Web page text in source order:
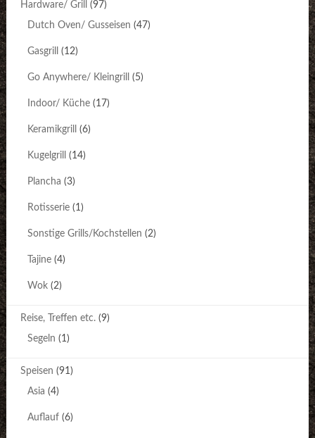
Hardware/ Grill (97)
Dutch Oven/ Gusseisen (47)
Gasgrill (12)
Go Anywhere/ Kleingrill (5)
Indoor/ Küche(17)
Keramikgrill (6)
Kugelgrill (14)
Plancha (3)
Rotisserie(1)
Sonstige Grills/Kochstellen (2)
Tajine(4)
Wok(2)
Reise, Treffen etc.(9)
Segeln (1)
Speisen (91)
Asia (4)
Auflauf(6)